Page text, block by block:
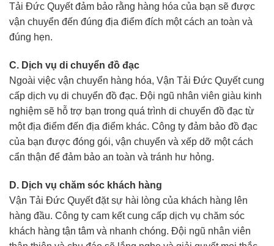
Tải Đức Quyết đảm bảo rằng hàng hóa của bạn sẽ được
vận chuyển đến đúng địa điểm đích một cách an toàn và
đúng hẹn.
C. Dịch vụ di chuyển đồ đạc
Ngoài việc vận chuyển hàng hóa, Vận Tải Đức Quyết cung
cấp dịch vụ di chuyển đồ đạc. Đội ngũ nhân viên giàu kinh
nghiệm sẽ hỗ trợ bạn trong quá trình di chuyển đồ đạc từ
một địa điểm đến địa điểm khác. Công ty đảm bảo đồ đạc
của bạn được đóng gói, vận chuyển và xếp dỡ một cách
cẩn thận để đảm bảo an toàn và tránh hư hỏng.
D. Dịch vụ chăm sóc khách hàng
Vận Tải Đức Quyết đặt sự hài lòng của khách hàng lên
hàng đầu. Công ty cam kết cung cấp dịch vụ chăm sóc
khách hàng tận tâm và nhanh chóng. Đội ngũ nhân viên